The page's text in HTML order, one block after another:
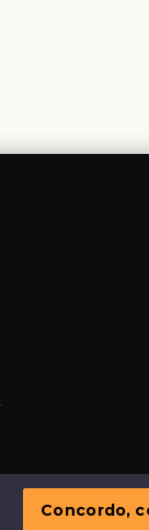
Concordo,